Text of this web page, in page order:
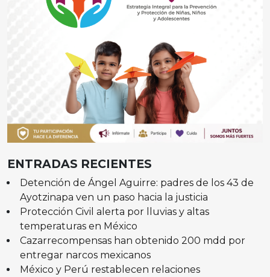
ENTRADAS RECIENTES
Detención de Ángel Aguirre: padres de los 43 de
Ayotzinapa ven un paso hacia la justicia
Protección Civil alerta por lluvias y altas
temperaturas en México
Cazarrecompensas han obtenido 200 mdd por
entregar narcos mexicanos
México y Perú restablecen relaciones